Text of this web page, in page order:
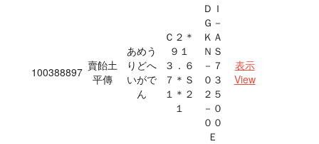
100388897 賣飴土
平傳
あめう
りどへ
いがで
ん
Ｃ２＊
９１
３．６
７＊Ｓ
１＊２
１
ＤＩ
Ｇ－
ＫＡ
ＮＳ
－７
０３
２５
－０
００
Ｅ
表示
View